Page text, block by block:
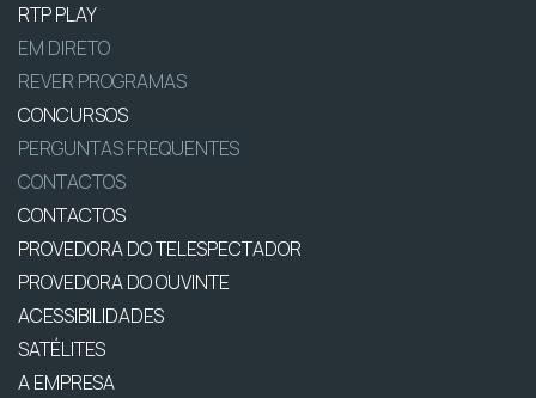
RTP PLAY
EM DIRETO
REVER PROGRAMAS
CONCURSOS
PERGUNTAS FREQUENTES
CONTACTOS
CONTACTOS
PROVEDORA DO TELESPECTADOR
PROVEDORA DO OUVINTE
ACESSIBILIDADES
SATÉLITES
A EMPRESA